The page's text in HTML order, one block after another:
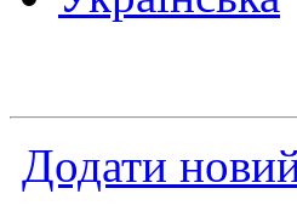
Додати